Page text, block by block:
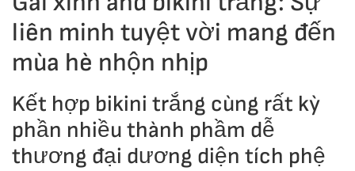
liên minh tuyệt vời mang đến
mùa hè nhộn nhịp
Kết hợp bikini trắng cùng rất kỳ
phần nhiều thành phầm dễ
thương đại dương diện tích phệ